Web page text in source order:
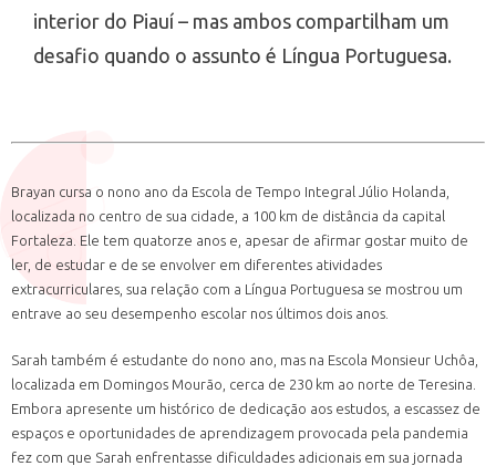
interior do Piauí – mas ambos compartilham um
desafio quando o assunto é Língua Portuguesa.
Brayan cursa o nono ano da Escola de Tempo Integral Júlio Holanda,
localizada no centro de sua cidade, a 100 km de distância da capital
Fortaleza. Ele tem quatorze anos e, apesar de afirmar gostar muito de
ler, de estudar e de se envolver em diferentes atividades
extracurriculares, sua relação com a Língua Portuguesa se mostrou um
entrave ao seu desempenho escolar nos últimos dois anos.
Sarah também é estudante do nono ano, mas na Escola Monsieur Uchôa,
localizada em Domingos Mourão, cerca de 230 km ao norte de Teresina.
Embora apresente um histórico de dedicação aos estudos, a escassez de
espaços e oportunidades de aprendizagem provocada pela pandemia
fez com que Sarah enfrentasse dificuldades adicionais em sua jornada